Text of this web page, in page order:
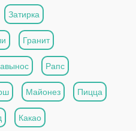
Затирка
Гранит
Рапс
Майонез Пицца
Какао